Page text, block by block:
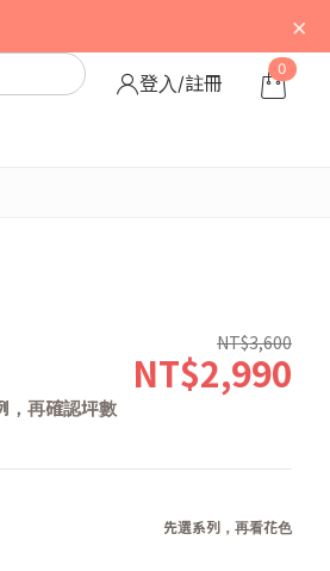
×
登入/註冊
0
，再確認坪數
NT$3,600
NT$2,990
先選系列，再看花色